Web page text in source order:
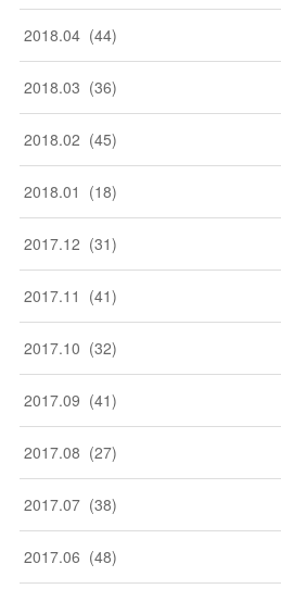
2018.04 (44)
2018.03 (36)
2018.02 (45)
2018.01 (18)
2017.12 (31)
2017.11 (41)
2017.10 (32)
2017.09 (41)
2017.08 (27)
2017.07 (38)
2017.06 (48)